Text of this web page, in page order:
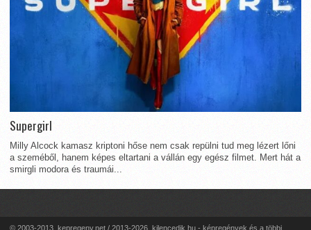
Supergirl
Milly Alcock kamasz kriptoni hőse nem csak repülni tud meg lézert lőni
a szeméből, hanem képes eltartani a vállán egy egész filmet. Mert hát a
smirgli modora és traumái...
© 2003-2013. kepregeny.net / 2013-2026. kilencedik.hu - képregények és a többi